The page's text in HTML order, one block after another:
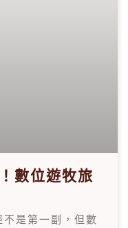
數位遊牧旅
是第一副，但數